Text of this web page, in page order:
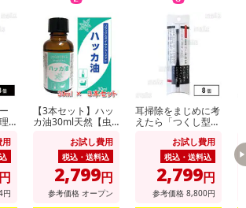
用
円
【3本セット】ハッ
カ油30ml天然【虫
【アロマに】【バス
タイムに】【花粉対
お試し費用
税込・送料込
2,799円
参考価格 オープン
耳掃除をまじめに考
えたら「つくし型」
お試し費用
税込・送料込
2,799円
参考価格 8,800円